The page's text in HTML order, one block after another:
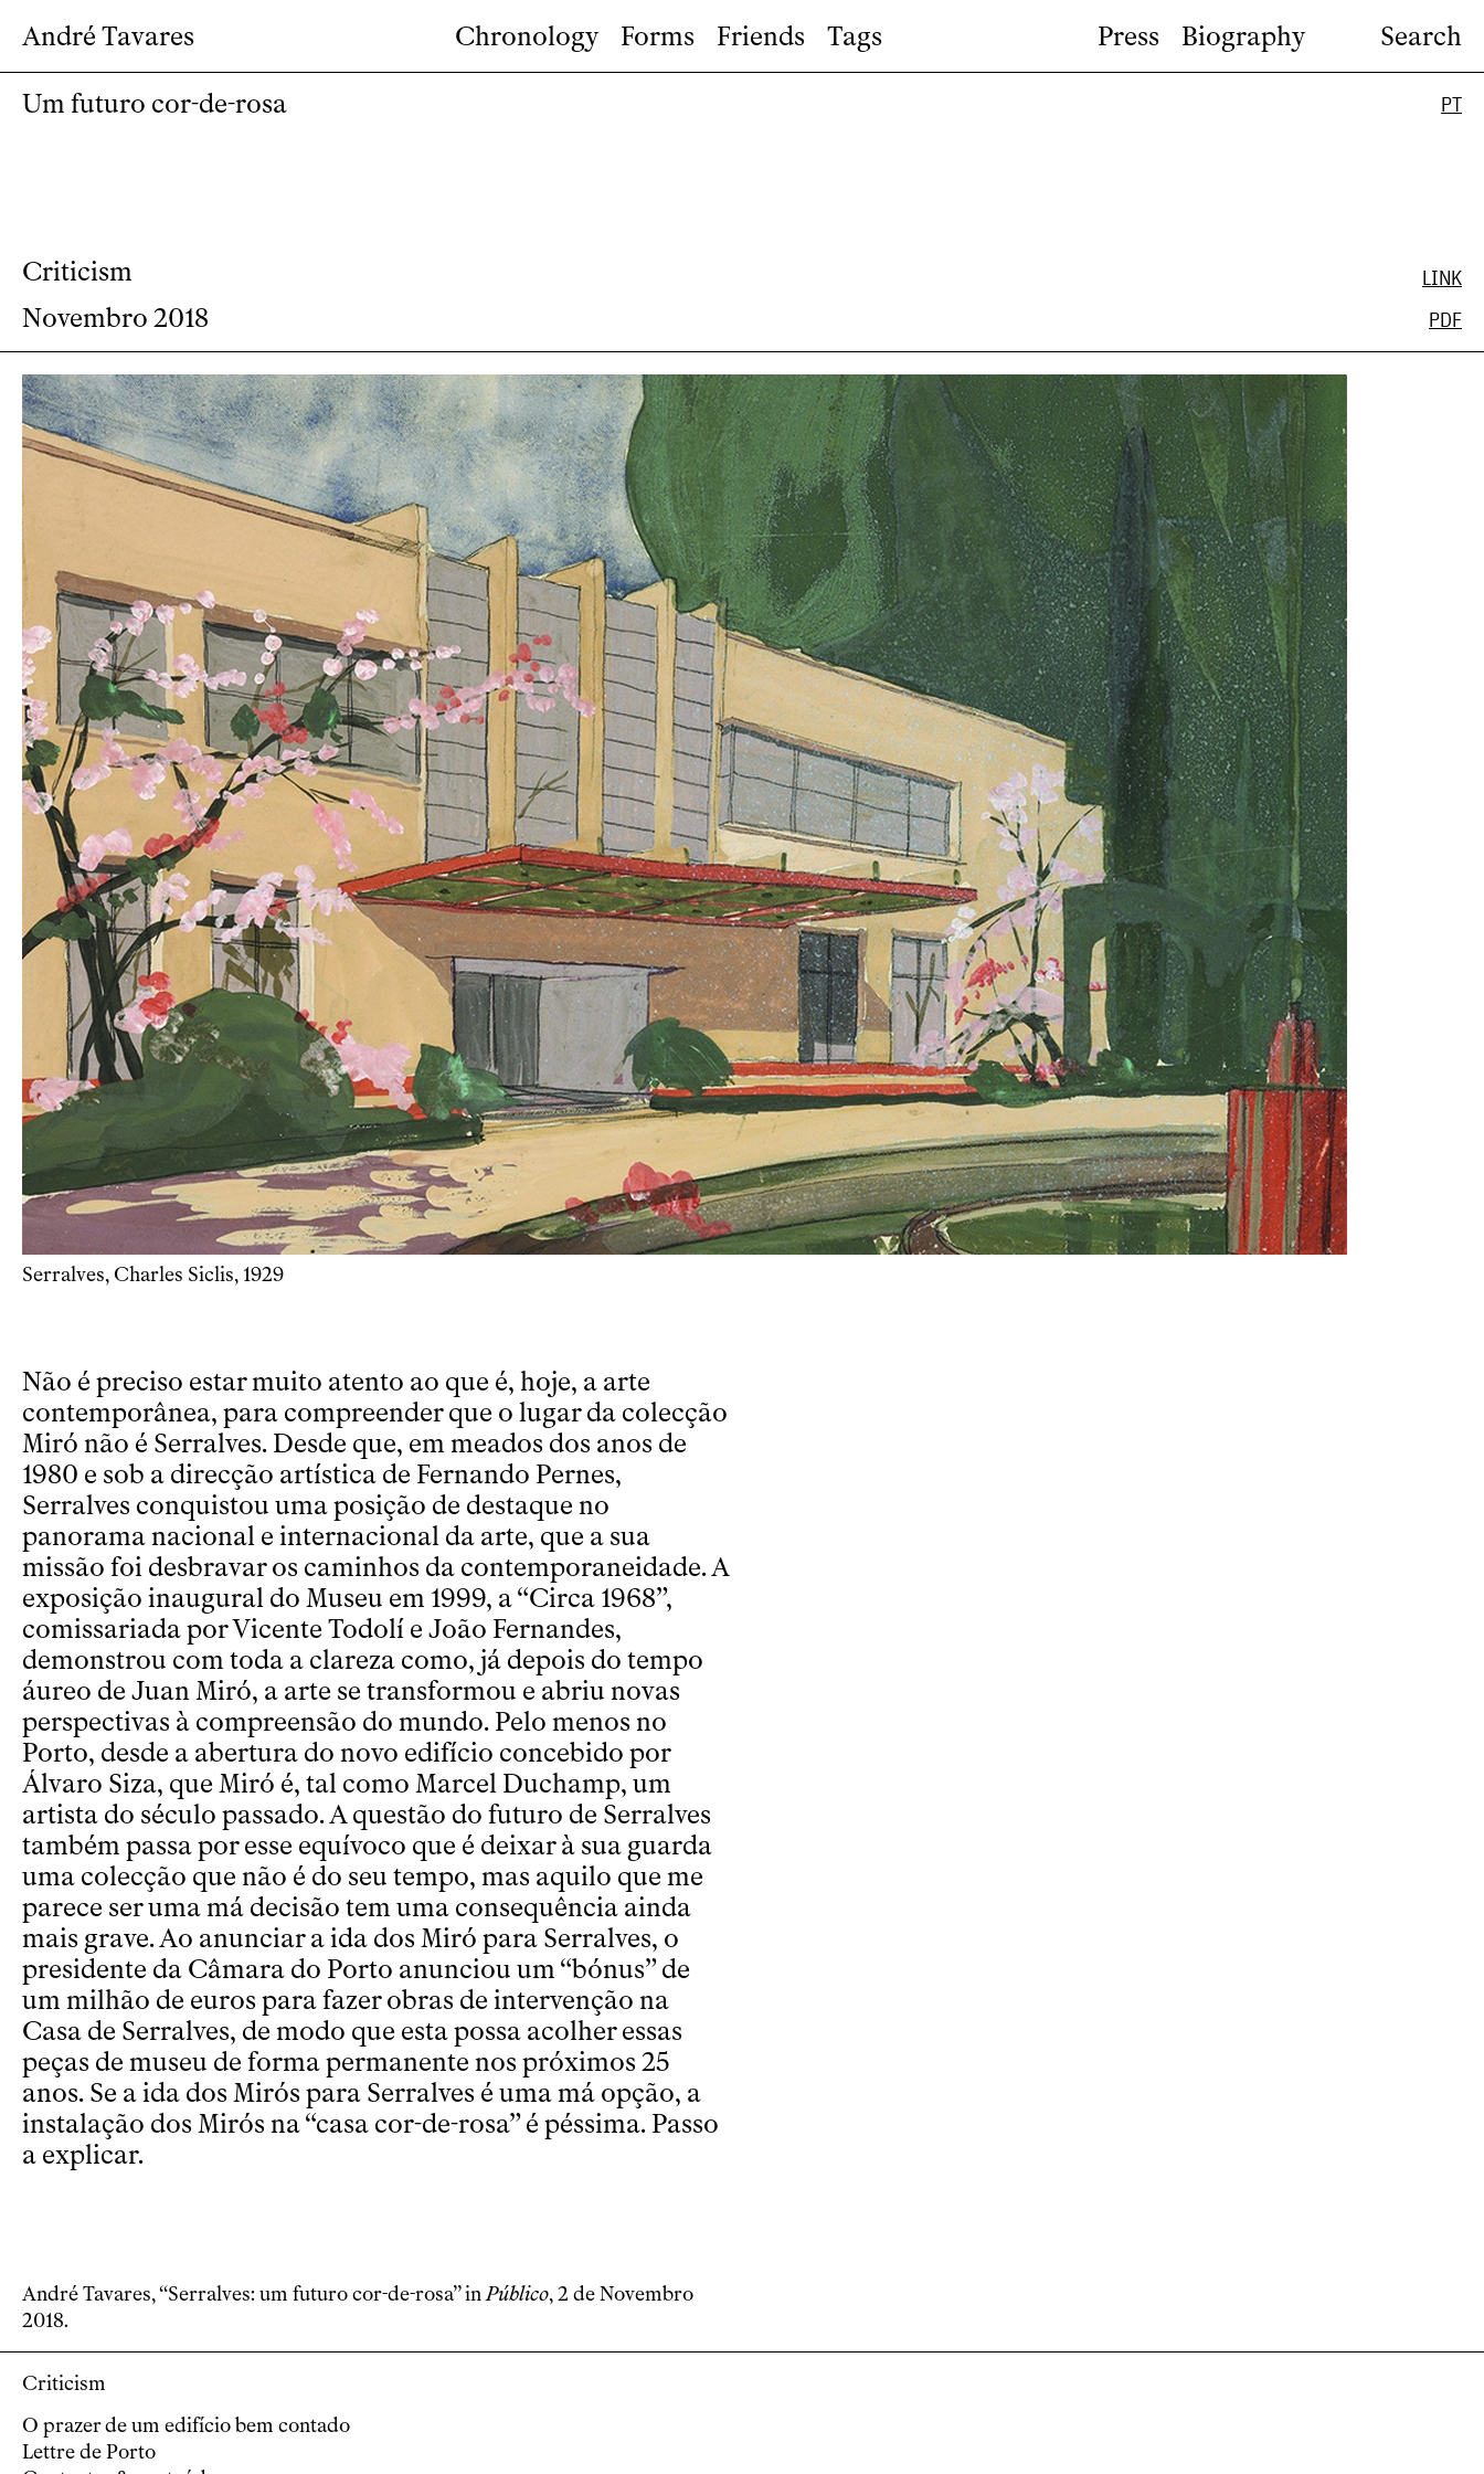
André Tavares Chronology Forms Friends Tags Press Biography Search
PT
Um futuro cor-de-rosa
Criticism
Novembro 2018
LINK
PDF
Serralves, Charles Siclis, 1929
Não é preciso estar muito atento ao que é, hoje, a arte
contemporânea, para compreender que o lugar da colecção
Miró não é Serralves. Desde que, em meados dos anos de
1980 e sob a direcção artística de Fernando Pernes,
Serralves conquistou uma posição de destaque no
panorama nacional e internacional da arte, que a sua
missão foi desbravar os caminhos da contemporaneidade. A
exposição inaugural do Museu em 1999, a “Circa 1968”,
comissariada por Vicente Todolí e João Fernandes,
demonstrou com toda a clareza como, já depois do tempo
áureo de Juan Miró, a arte se transformou e abriu novas
perspectivas à compreensão do mundo. Pelo menos no
Porto, desde a abertura do novo edifício concebido por
Álvaro Siza, que Miró é, tal como Marcel Duchamp, um
artista do século passado. A questão do futuro de Serralves
também passa por esse equívoco que é deixar à sua guarda
uma colecção que não é do seu tempo, mas aquilo que me
parece ser uma má decisão tem uma consequência ainda
mais grave. Ao anunciar a ida dos Miró para Serralves, o
presidente da Câmara do Porto anunciou um “bónus” de
um milhão de euros para fazer obras de intervenção na
Casa de Serralves, de modo que esta possa acolher essas
peças de museu de forma permanente nos próximos 25
anos. Se a ida dos Mirós para Serralves é uma má opção, a
instalação dos Mirós na “casa cor-de-rosa” é péssima. Passo
a explicar.
André Tavares, “Serralves: um futuro cor-de-rosa” inPúblico, 2 de Novembro
2018.
Criticism
O prazer de um edifício bem contado
Lettre de Porto